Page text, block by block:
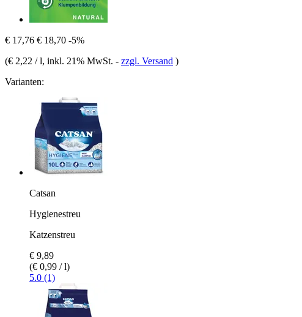
€ 17,76 € 18,70 -5%
(€ 2,22 / l, inkl. 21% MwSt. - zzgl. Versand )
Varianten:
Catsan
Hygienestreu
Katzenstreu
€ 9,89
(€ 0,99 / l)
5.0 (1)